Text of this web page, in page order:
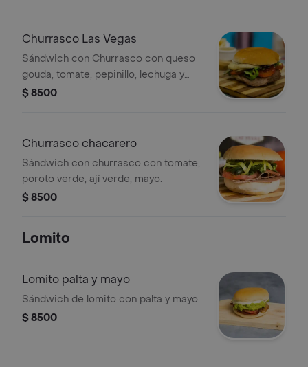
Churrasco Las Vegas
Sándwich con Churrasco con queso
gouda, tomate, pepinillo, lechuga y
mayonesa.
$ 8500
Churrasco chacarero
Sándwich con churrasco con tomate,
poroto verde, ají verde, mayo.
$ 8500
Lomito
Lomito palta y mayo
Sándwich de lomito con palta y mayo.
$ 8500